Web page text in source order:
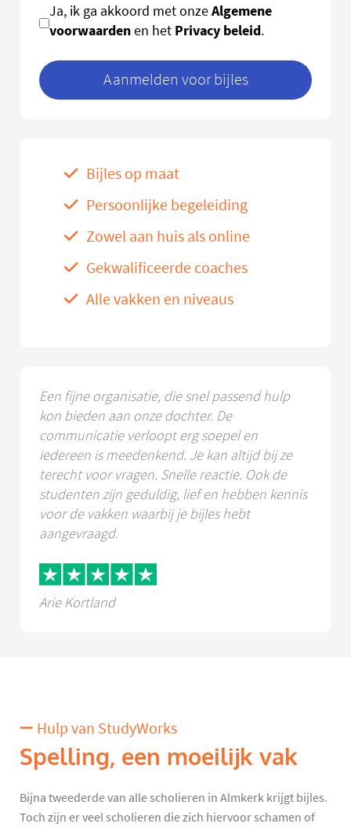
Ja, ik ga akkoord met onzeAlgemene
voorwaardenen het Privacy beleid.
Aanmelden voor bijles
Bijles op maat
Persoonlijke begeleiding
Zowel aan huis als online
Gekwalificeerde coaches
Alle vakken en niveaus
Een fijne organisatie, die snel passend hulp
kon bieden aan onze dochter. De
communicatie verloopt erg soepel en
iedereen is meedenkend. Je kan altijd bij ze
terecht voor vragen. Snelle reactie. Ook de
studenten zijn geduldig, lief en hebben kennis
voor de vakken waarbij je bijles hebt
aangevraagd.
Arie Kortland
Hulp van StudyWorks
Spelling, een moeilijk vak
Bijna tweederde van alle scholieren in Almkerk krijgt bijles.
Toch zijn er veel scholieren die zich hiervoor schamen of